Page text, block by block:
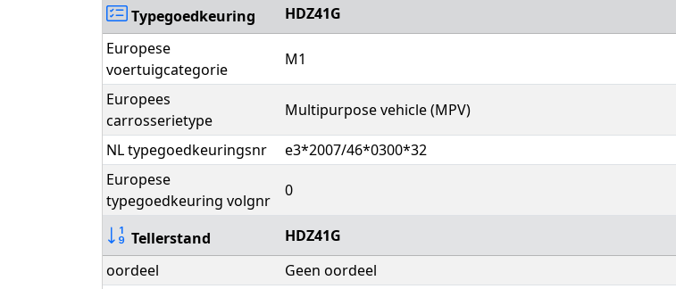
Typegoedkeuring
HDZ41G
Europese
voertuigcategorie
M1
Europees
carrosserietype
Multipurpose vehicle (MPV)
NL typegoedkeuringsnr
e3*2007/46*0300*32
Europese
typegoedkeuring volgnr
0
Tellerstand
HDZ41G
oordeel
Geen oordeel